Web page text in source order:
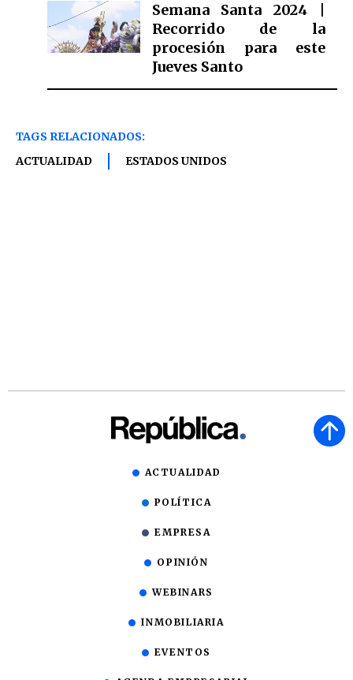
Semana Santa 2024 |
Recorrido de la
procesión para este
Jueves Santo
TAGS RELACIONADOS:
ACTUALIDAD
ESTADOS UNIDOS
ACTUALIDAD
POLÍTICA
EMPRESA
OPINIÓN
WEBINARS
INMOBILIARIA
EVENTOS